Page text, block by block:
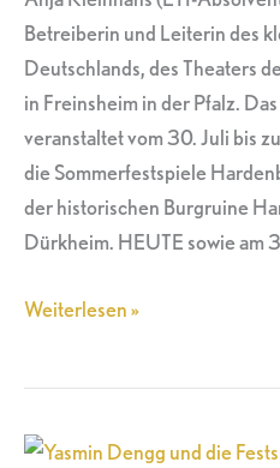
Betreiberin und Leiterin des
Deutschlands, des Theaters
in Freinsheim in der Pfalz.
veranstaltet vom 30. Juli bis
die Sommerfestspiele
der historischen Burgruine
Dürkheim. HEUTE sowie am
Weiterlesen »
Yasmin